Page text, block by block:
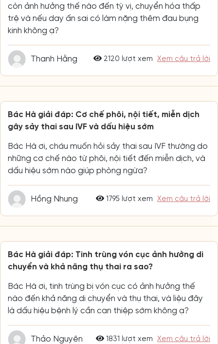
còn ảnh hưởng thế nào đến tỳ vị, chuyển hóa thấp
trệ và nếu day ấn sai có làm nặng thêm đau bụng
kinh không ạ?
Thanh Hằng 2120 lượt xem Xem câu trả lời
Bác Hà giải đáp: Cơ chế phôi, nội tiết, miễn dịch
gây sảy thai sau IVF và dấu hiệu sớm
Bác Hà ơi, cháu muốn hỏi sảy thai sau IVF thường do
những cơ chế nào từ phôi, nội tiết đến miễn dịch, và
dấu hiệu sớm nào giúp phòng ngừa?
Hồng Nhung 1795 lượt xem Xem câu trả lời
Bác Hà giải đáp: Tinh trùng vón cục ảnh hưởng di
chuyển và khả năng thụ thai ra sao?
Bác Hà ơi, tinh trùng bị vón cục có ảnh hưởng thế
nào đến khả năng di chuyển và thụ thai, và liệu đây
là dấu hiệu bệnh lý cần can thiệp sớm không ạ?
Thảo Nguyên 1831 lượt xem Xem câu trả lời